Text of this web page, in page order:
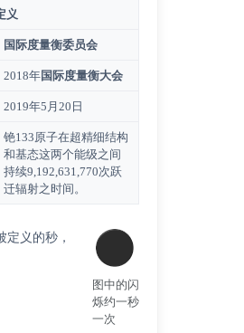
义
国际度量衡委员会
2018年国际度量衡大会
2019年5月20日
铯133原子在超精细结构
和基态这两个能级之间
持续9,192,631,770次跃
迁辐射之时间。
图中的闪
烁约一秒
一次
定义的秒，